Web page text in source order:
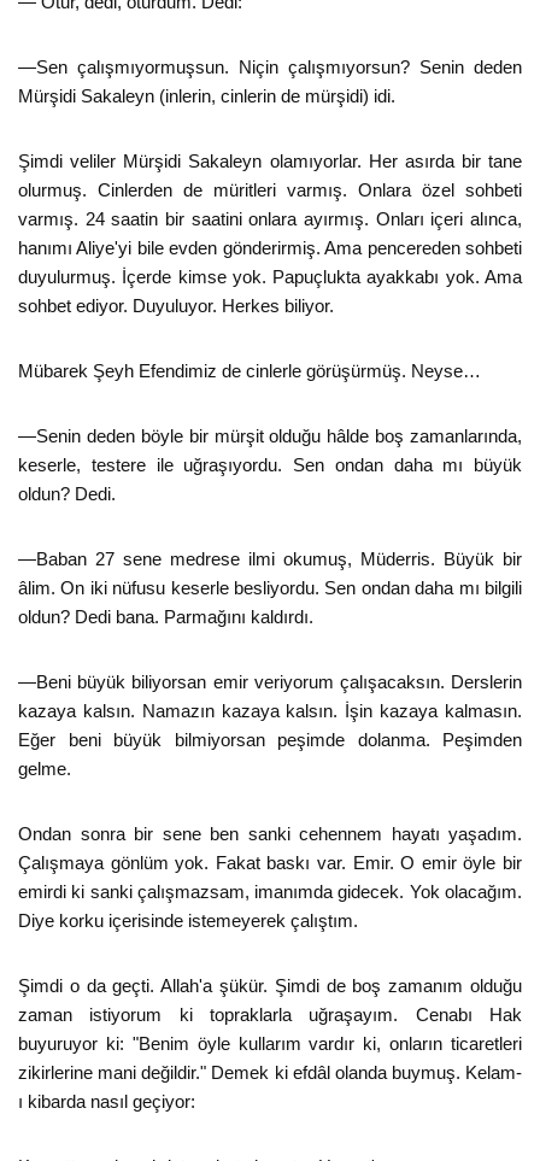
—Sen çalışmıyormuşsun. Niçin çalışmıyorsun? Senin deden
Mürşidi Sakaleyn (inlerin, cinlerin de mürşidi) idi.
Şimdi veliler Mürşidi Sakaleyn olamıyorlar. Her asırda bir tane
olurmuş. Cinlerden de müritleri varmış. Onlara özel sohbeti
varmış. 24 saatin bir saatini onlara ayırmış. Onları içeri alınca,
hanımı Aliye'yi bile evden gönderirmiş. Ama pencereden sohbeti
duyulurmuş. İçerde kimse yok. Papuçlukta ayakkabı yok. Ama
sohbet ediyor. Duyuluyor. Herkes biliyor.
Mübarek Şeyh Efendimiz de cinlerle görüşürmüş. Neyse…
—Senin deden böyle bir mürşit olduğu hâlde boş zamanlarında,
keserle, testere ile uğraşıyordu. Sen ondan daha mı büyük
oldun? Dedi.
—Baban 27 sene medrese ilmi okumuş, Müderris. Büyük bir
âlim. On iki nüfusu keserle besliyordu. Sen ondan daha mı bilgili
oldun? Dedi bana. Parmağını kaldırdı.
—Beni büyük biliyorsan emir veriyorum çalışacaksın. Derslerin
kazaya kalsın. Namazın kazaya kalsın. İşin kazaya kalmasın.
Eğer beni büyük bilmiyorsan peşimde dolanma. Peşimden
gelme.
Ondan sonra bir sene ben sanki cehennem hayatı yaşadım.
Çalışmaya gönlüm yok. Fakat baskı var. Emir. O emir öyle bir
emirdi ki sanki çalışmazsam, imanımda gidecek. Yok olacağım.
Diye korku içerisinde istemeyerek çalıştım.
Şimdi o da geçti. Allah'a şükür. Şimdi de boş zamanım olduğu
zaman istiyorum ki topraklarla uğraşayım. Cenabı Hak
buyuruyor ki: "Benim öyle kullarım vardır ki, onların ticaretleri
zikirlerine mani değildir." Demek ki efdâl olanda buymuş. Kelam-
ı kibarda nasıl geçiyor: